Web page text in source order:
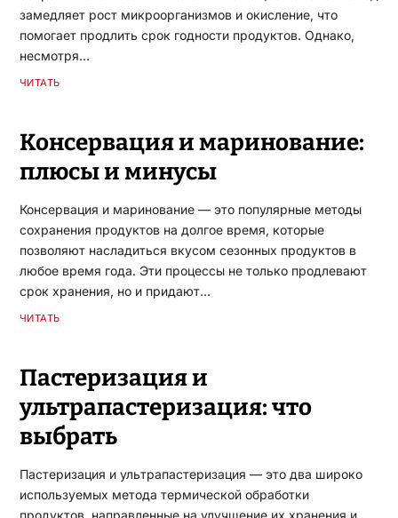
замедляет рост микроорганизмов и окисление, что
помогает продлить срок годности продуктов. Однако,
несмотря…
ЧИТАТЬ
Консервация и маринование:
плюсы и минусы
Консервация и маринование — это популярные методы
сохранения продуктов на долгое время, которые
позволяют насладиться вкусом сезонных продуктов в
любое время года. Эти процессы не только продлевают
срок хранения, но и придают…
ЧИТАТЬ
Пастеризация и
ультрапастеризация: что
выбрать
Пастеризация и ультрапастеризация — это два широко
используемых метода термической обработки
продуктов, направленные на улучшение их хранения и